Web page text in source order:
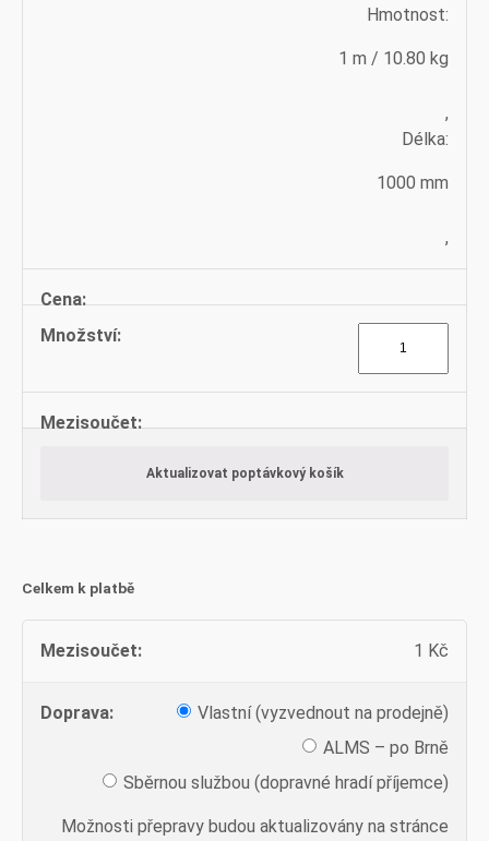
Hmotnost:
1 m / 10.80 kg
,
Délka:
1000 mm
,
Aktualizovat poptávkový košík
Celkem k platbě
1 Kč
Vlastní (vyzvednout na prodejně)
ALMS – po Brně
Sběrnou službou (dopravné hradí příjemce)
Možnosti přepravy budou aktualizovány na stránce